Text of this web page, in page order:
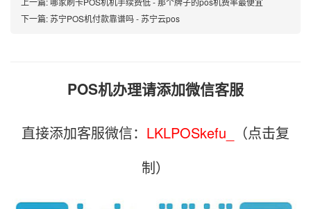
下一篇:苏宁POS机付款靠谱吗 - 苏宁云pos
POS机办理请添加微信客服
直接添加客服微信： LKLPOSkefu_
（点击复
制）